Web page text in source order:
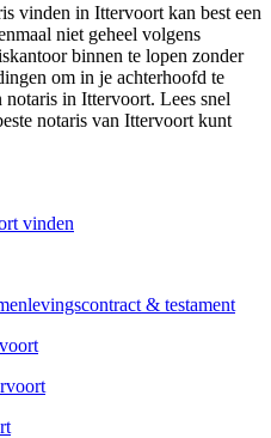
vinden in Ittervoort kan best een
niet geheel volgens
binnen te lopen zonder
om in je achterhoofd te
notaris in Ittervoort. Lees snel
notaris van Ittervoort kunt
vinden
& testament